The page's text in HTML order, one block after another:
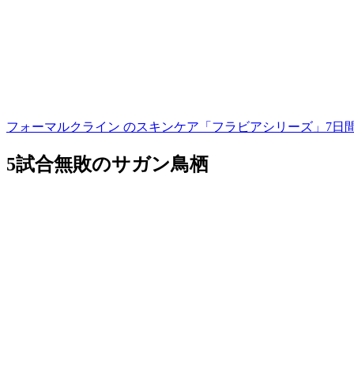
フォーマルクライン のスキンケア「フラビアシリーズ」7日
5試合無敗のサガン鳥栖